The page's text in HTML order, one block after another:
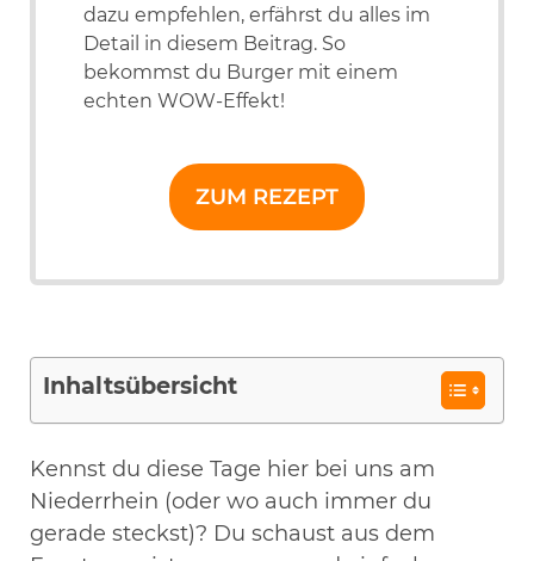
dazu empfehlen, erfährst du alles im
Detail in diesem Beitrag. So
bekommst du Burger mit einem
echten WOW-Effekt!
ZUM REZEPT
Inhaltsübersicht
Kennst du diese Tage hier bei uns am
Niederrhein (oder wo auch immer du
gerade steckst)? Du schaust aus dem